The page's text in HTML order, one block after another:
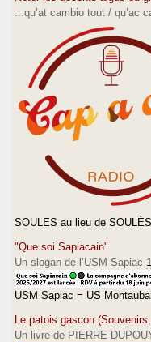
...qu’at cambio tout / qu’ac
SOULES au lieu de
"Que soi Sapiacain"
Un slogan de l’USM Sapiac
USM Sapiac = US
Le patois gascon
Un livre de PIERRE